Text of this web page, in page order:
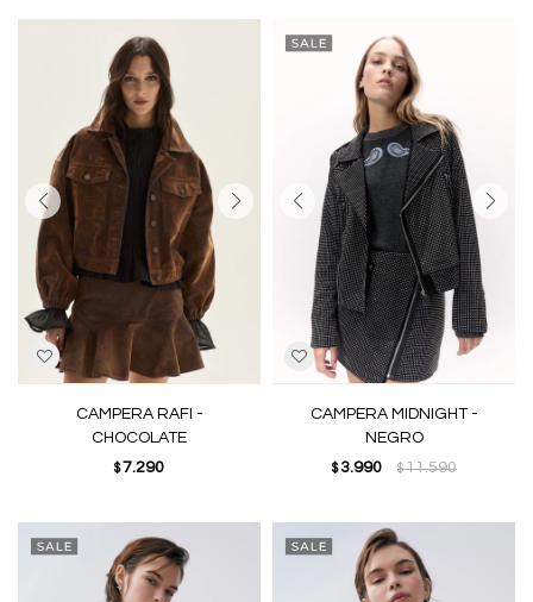
CAMPERA RAFI -
CHOCOLATE
$7.290
CAMPERA MIDNIGHT -
NEGRO
$ 3.990 $11.590